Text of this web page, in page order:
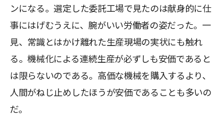
ンになる。選定した委託工場で見たのは献身的に仕
事にはげむうえに、腕がいい労働者の姿だった。一
見、常識とはかけ離れた生産現場の実状にも触れ
る。機械化による連続生産が必ずしも安価であると
は限らないのである。高価な機械を購入するより、
人間がねじ止めしたほうが安価であることも多いの
だ。